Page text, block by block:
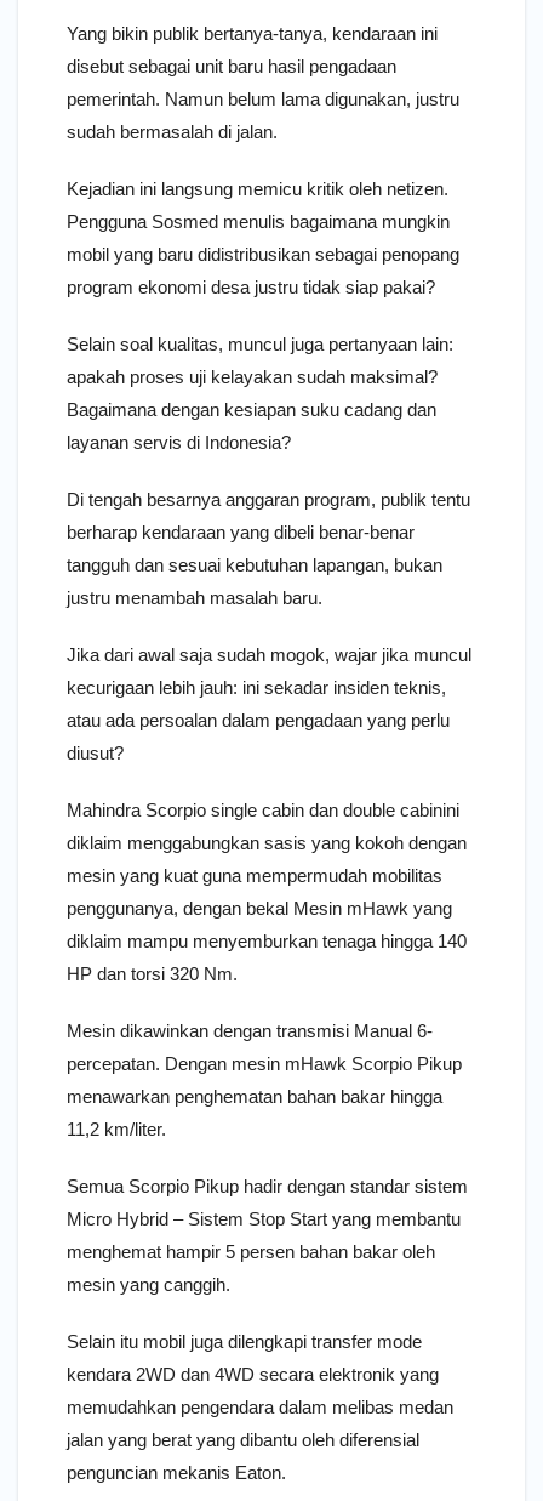
Yang bikin publik bertanya-tanya, kendaraan ini
disebut sebagai unit baru hasil pengadaan
pemerintah. Namun belum lama digunakan, justru
sudah bermasalah di jalan.
Kejadian ini langsung memicu kritik oleh netizen.
Pengguna Sosmed menulis bagaimana mungkin
mobil yang baru didistribusikan sebagai penopang
program ekonomi desa justru tidak siap pakai?
Selain soal kualitas, muncul juga pertanyaan lain:
apakah proses uji kelayakan sudah maksimal?
Bagaimana dengan kesiapan suku cadang dan
layanan servis di Indonesia?
Di tengah besarnya anggaran program, publik tentu
berharap kendaraan yang dibeli benar-benar
tangguh dan sesuai kebutuhan lapangan, bukan
justru menambah masalah baru.
Jika dari awal saja sudah mogok, wajar jika muncul
kecurigaan lebih jauh: ini sekadar insiden teknis,
atau ada persoalan dalam pengadaan yang perlu
diusut?
Mahindra Scorpio single cabin dan double cabinini
diklaim menggabungkan sasis yang kokoh dengan
mesin yang kuat guna mempermudah mobilitas
penggunanya, dengan bekal Mesin mHawk yang
diklaim mampu menyemburkan tenaga hingga 140
HP dan torsi 320 Nm.
Mesin dikawinkan dengan transmisi Manual 6-
percepatan. Dengan mesin mHawk Scorpio Pikup
menawarkan penghematan bahan bakar hingga
11,2 km/liter.
Semua Scorpio Pikup hadir dengan standar sistem
Micro Hybrid – Sistem Stop Start yang membantu
menghemat hampir 5 persen bahan bakar oleh
mesin yang canggih.
Selain itu mobil juga dilengkapi transfer mode
kendara 2WD dan 4WD secara elektronik yang
memudahkan pengendara dalam melibas medan
jalan yang berat yang dibantu oleh diferensial
penguncian mekanis Eaton.